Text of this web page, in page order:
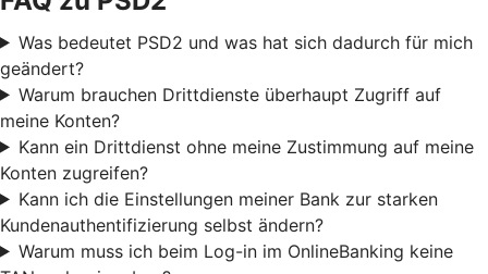
Was bedeutet PSD2 und was hat sich dadurch für mich
geändert?
Warum brauchen Drittdienste überhaupt Zugriff auf
meine Konten?
Kann ein Drittdienst ohne meine Zustimmung auf meine
Konten zugreifen?
Kann ich die Einstellungen meiner Bank zur starken
Kundenauthentifizierung selbst ändern?
Warum muss ich beim Log-in im OnlineBanking keine